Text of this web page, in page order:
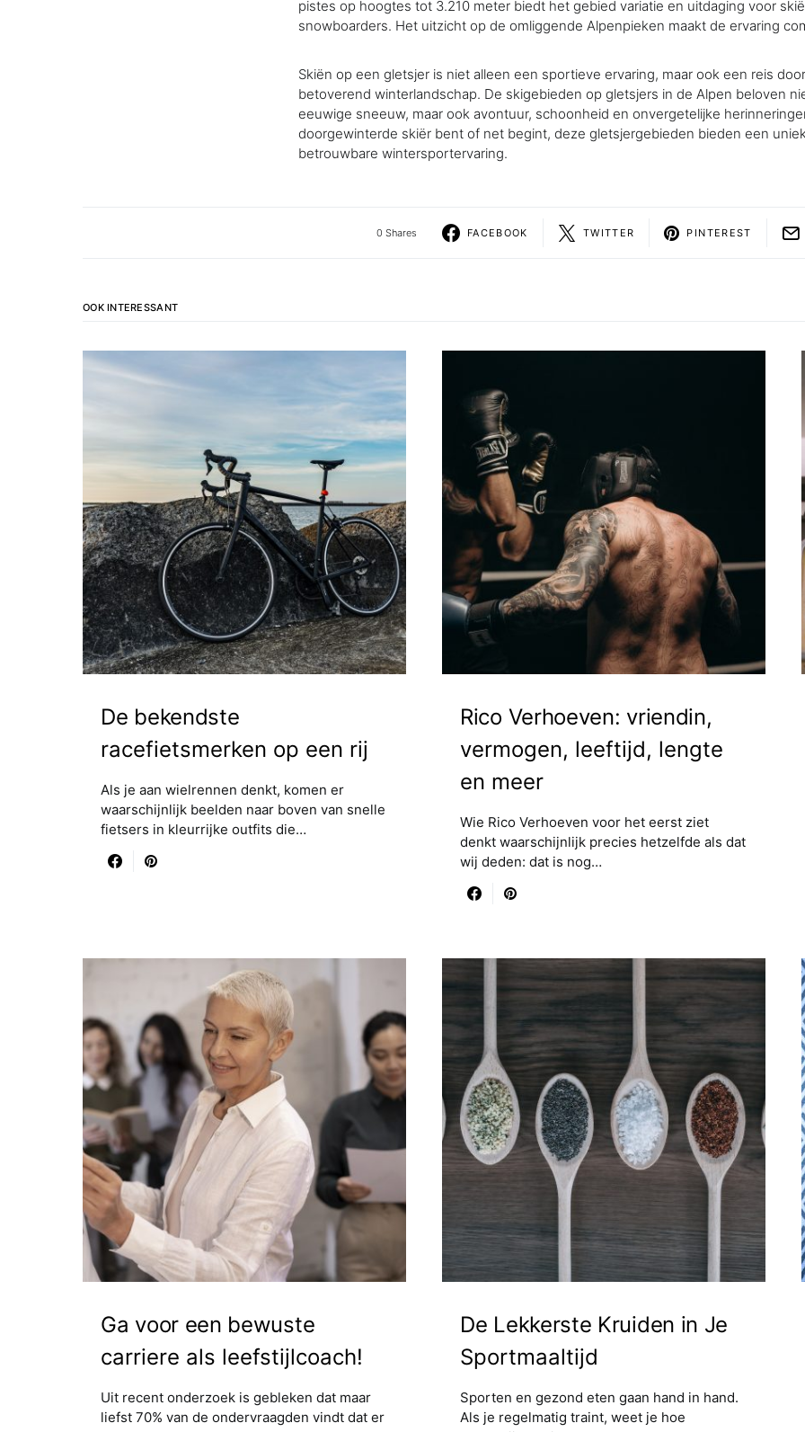
pistes op hoogtes tot 3.210 meter biedt het gebied variatie en uitdaging voor
snowboarders. Het uitzicht op de omliggende Alpenpieken maakt de ervaring
Skiën op een gletsjer is niet alleen een sportieve ervaring, maar ook een reis
betoverend winterlandschap. De skigebieden op gletsjers in de Alpen beloven
eeuwige sneeuw, maar ook avontuur, schoonheid en onvergetelijke
doorgewinterde skiër bent of net begint, deze gletsjergebieden bieden een
betrouwbare wintersportervaring.
0 Shares FACEBOOK TWITTER PINTEREST
OOK INTERESSANT
De bekendste
racefietsmerken op een rij
Als je aan wielrennen denkt, komen er
waarschijnlijk beelden naar boven van snelle
fietsers in kleurrijke outfits die…
Rico Verhoeven: vriendin,
vermogen, leeftijd, lengte
en meer
Wie Rico Verhoeven voor het eerst ziet
denkt waarschijnlijk precies hetzelfde als dat
wij deden: dat is nog…
Ga voor een bewuste
carriere als leefstijlcoach!
Uit recent onderzoek is gebleken dat maar
liefst 70% van de ondervraagden vindt dat er
De Lekkerste Kruiden in Je
Sportmaaltijd
Sporten en gezond eten gaan hand in hand.
Als je regelmatig traint, weet je hoe